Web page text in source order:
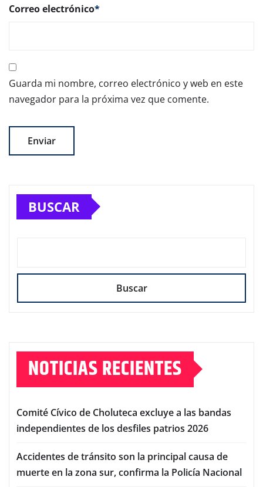
Correo electrónico*
Guarda mi nombre, correo electrónico y web en este
navegador para la próxima vez que comente.
BUSCAR
Buscar
NOTICIAS RECIENTES
Comité Cívico de Choluteca excluye a las bandas
independientes de los desfiles patrios 2026
Accidentes de tránsito son la principal causa de
muerte en la zona sur, confirma la Policía Nacional